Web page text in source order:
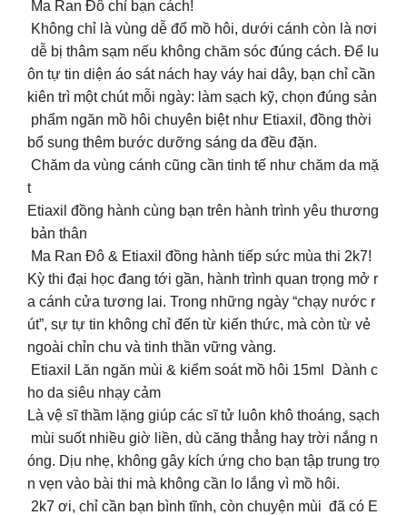
Ma Ran Đô chỉ bạn cách!
Không chỉ là vùng dễ đổ mồ hôi, dưới cánh còn là nơi
dễ bị thâm sạm nếu không chăm sóc đúng cách. Để lu
ôn tự tin diện áo sát nách hay váy hai dây, bạn chỉ cần
kiên trì một chút mỗi ngày: làm sạch kỹ, chọn đúng sản
phẩm ngăn mồ hôi chuyên biệt như Etiaxil, đồng thời
bổ sung thêm bước dưỡng sáng da đều đặn.
Chăm da vùng cánh cũng cần tinh tế như chăm da mặ
t
Etiaxil đồng hành cùng bạn trên hành trình yêu thương
bản thân
Ma Ran Đô & Etiaxil đồng hành tiếp sức mùa thi 2k7!
Kỳ thi đại học đang tới gần, hành trình quan trọng mở r
a cánh cửa tương lai. Trong những ngày “chạy nước r
út”, sự tự tin không chỉ đến từ kiến thức, mà còn từ vẻ
ngoài chỉn chu và tinh thần vững vàng.
Etiaxil Lăn ngăn mùi & kiểm soát mồ hôi 15ml Dành c
ho da siêu nhạy cảm
Là vệ sĩ thầm lặng giúp các sĩ tử luôn khô thoáng, sạch
mùi suốt nhiều giờ liền, dù căng thẳng hay trời nắng n
óng. Dịu nhẹ, không gây kích ứng cho bạn tập trung trọ
n vẹn vào bài thi mà không cần lo lắng vì mồ hôi.
2k7 ơi, chỉ cần bạn bình tĩnh, còn chuyện mùi đã có E